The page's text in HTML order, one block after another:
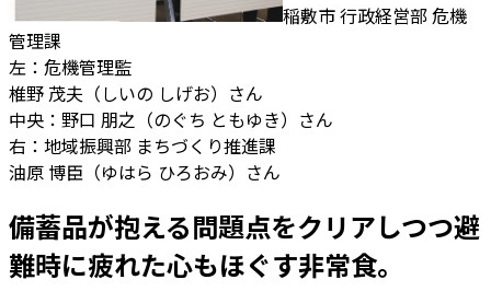
稲敷市 行政経営部 危機
管理課
左：危機管理監
椎野 茂夫（しいの しげお）さん
中央：野口 朋之（のぐち ともゆき）さん
右：地域振興部 まちづくり推進課
油原 博臣（ゆはら ひろおみ）さん
備蓄品が抱える問題点をクリアしつつ避
難時に疲れた心もほぐす非常食。